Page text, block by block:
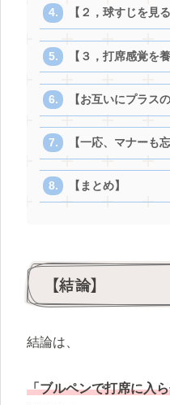
【２，球すじを見
【３，打席感覚を
【お互いにプラス
【一応、マナーも
【まとめ】
【結論】
結論は、
「ブルペンで打席に入